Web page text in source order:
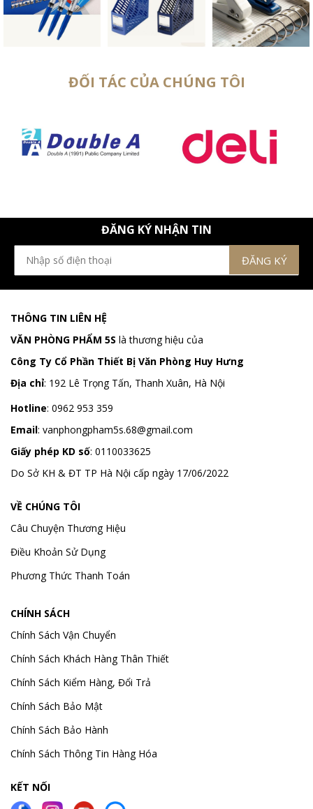
ĐỐI TÁC CỦA CHÚNG TÔI
ĐĂNG KÝ NHẬN TIN
THÔNG TIN LIÊN HỆ
VĂN PHÒNG PHẨM 5S là thương hiệu của
Công Ty Cổ Phần Thiết Bị Văn Phòng Huy Hưng
Địa chỉ: 192 Lê Trọng Tấn, Thanh Xuân, Hà Nội
Hotline: 0962 953 359
Email: vanphongpham5s.68@gmail.com
Giấy phép KD số: 0110033625
Do Sở KH & ĐT TP Hà Nội cấp ngày 17/06/2022
VỀ CHÚNG TÔI
Câu Chuyện Thương Hiệu
Điều Khoản Sử Dụng
Phương Thức Thanh Toán
CHÍNH SÁCH
Chính Sách Vận Chuyển
Chính Sách Khách Hàng Thân Thiết
Chính Sách Kiểm Hàng, Đổi Trả
Chính Sách Bảo Mật
Chính Sách Bảo Hành
Chính Sách Thông Tin Hàng Hóa
KẾT NỐI